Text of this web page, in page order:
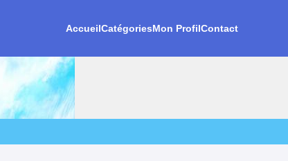
AccueilCatégoriesMon ProfilContact